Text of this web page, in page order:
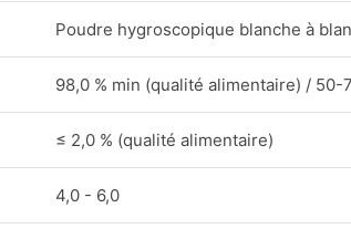
Poudre hygroscopique blanche à
98,0 % min (qualité alimentaire) /
≤ 2,0 % (qualité alimentaire)
4,0 - 6,0